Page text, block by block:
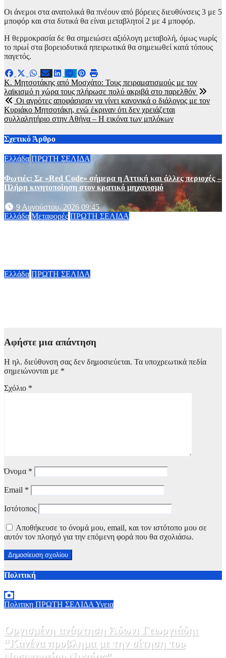
Οι άνεμοι στα ανατολικά θα πνέουν από βόρειες διευθύνσεις 3 με 5
μποφόρ και στα δυτικά θα είναι μεταβλητοί 2 με 4 μποφόρ.
Η θερμοκρασία δε θα σημειώσει αξιόλογη μεταβολή, όμως νωρίς
το πρωί στα βορειοδυτικά ηπειρωτικά θα σημειωθεί κατά τόπους
παγετός.
Πλοήγηση
άρθρων
Κ. Μητσοτάκης από Μοσχάτο: Τους πειραματισμούς με τον
λαϊκισμό η χώρα τους πλήρωσε πολύ ακριβά στο παρελθόν
Οι αγρότες αποφάσισαν να γίνει κανονικά ο διάλογος με τον
Κυριάκο Μητσοτάκη, ενώ έκριναν ότι δεν χρειάζεται
συλλαλητήριο στην Αθήνα – Η εικόνα των μπλόκων
Σχετικό Άρθρο
Ελλάδα ΠΡΩΤΗ ΣΕΛΙΔΑ
Φωτιές: Σε «Red Code» σήμερα η Αττική και άλλες περιοχές –
Πλήρη κινητοποίηση στον κρατικό μηχανισμό
9 Αυγούστου, 2026 09:45
Ελλάδα Μεταφορές ΠΡΩΤΗ ΣΕΛΙΔΑ
Ελλάδα ΠΡΩΤΗ ΣΕΛΙΔΑ
Αφήστε μια απάντηση
Η ηλ. διεύθυνση σας δεν δημοσιεύεται. Τα υποχρεωτικά πεδία
σημειώνονται με *
Σχόλιο *
Όνομα *
Email *
Ιστότοπος
Αποθήκευσε το όνομά μου, email, και τον ιστότοπο μου σε
αυτόν τον πλοηγό για την επόμενη φορά που θα σχολιάσω.
Πολιτική
Πολιτικη ΠΡΩΤΗ ΣΕΛΙΔΑ Υγεια
Οργισμένη ανάρτηση Άδωνι Γεωργιάδη:
“Κανένα προβλημα με την σίτηση του